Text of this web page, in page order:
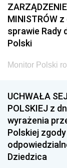
2011
2008
2005
1996
1993
1990
1987
MINISTRÓW
sprawie Rady
Polski
Monitor Polski
UCHWAŁA
POLSKIEJ z
wyrażenia
Polskiej
Dziedzica